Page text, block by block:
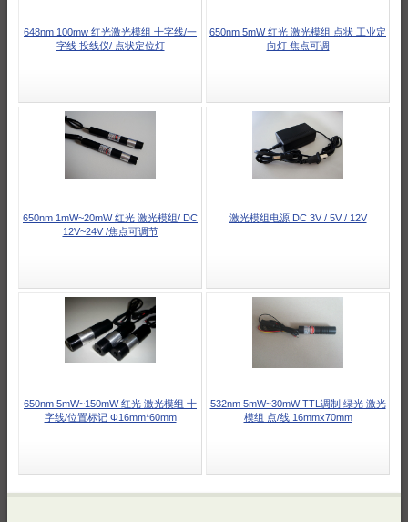
648nm 100mw 红光激光模组 十字线/一
字线 投线仪/ 点状定位灯
650nm 5mW 红光 激光模组 点状 工业定
向灯 焦点可调
650nm 1mW~20mW 红光 激光模组/ DC
12V~24V /焦点可调节
激光模组电源 DC 3V / 5V / 12V
650nm 5mW~150mW 红光 激光模组 十
字线/位置标记 Φ16mm*60mm
532nm 5mW~30mW TTL调制 绿光 激光
模组 点/线 16mmx70mm